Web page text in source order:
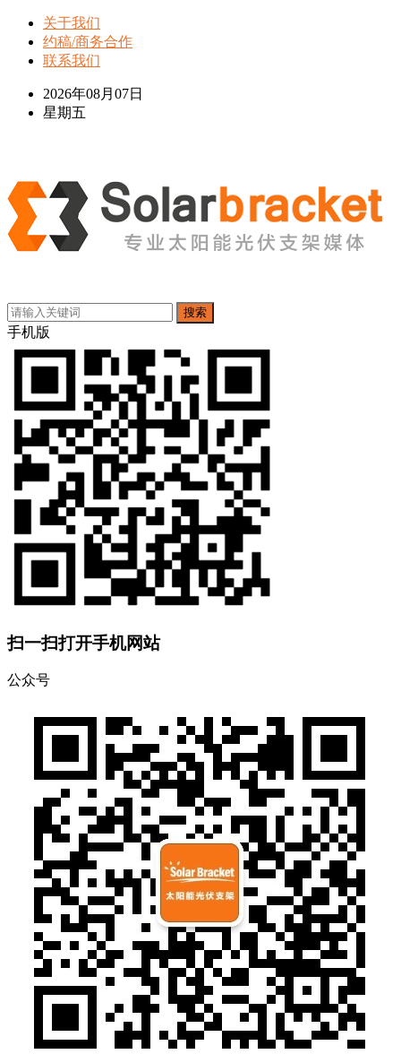
关于我们
约稿/商务合作
联系我们
2026年08月07日
星期五
搜索
手机版
扫一扫打开手机网站
公众号